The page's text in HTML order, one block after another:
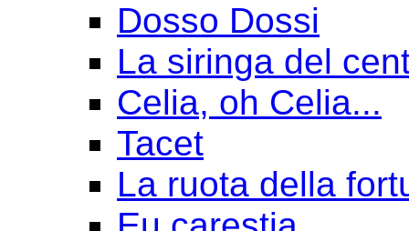
Dosso Dossi
La siringa del
Celia, oh Celia...
Tacet
La ruota della